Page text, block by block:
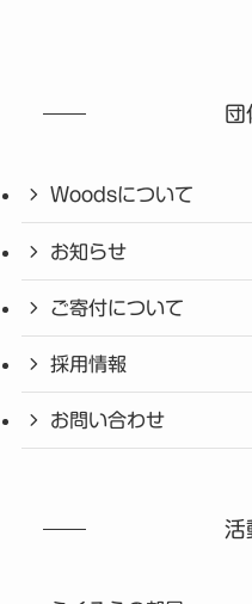
団
Woodsについて
お知らせ
ご寄付について
採用情報
お問い合わせ
活